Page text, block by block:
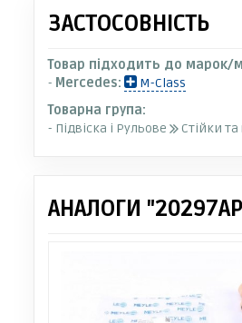
ЗАСТОСОВНІСТЬ
Товар підходить до марок/
- Mercedes:
M-Class
Товарна група:
- Підвіска і Рульове
Стійки та
АНАЛОГИ "20297AP